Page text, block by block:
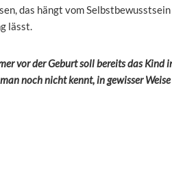
das hängt vom
lässt.
vor der Geburt soll bereits das Kind
noch nicht kennt, in gewisser